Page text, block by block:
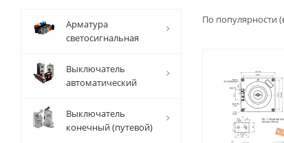
По популярности
Арматура
светосигнальная
Выключатель
автоматический
Выключатель
конечный (путевой)